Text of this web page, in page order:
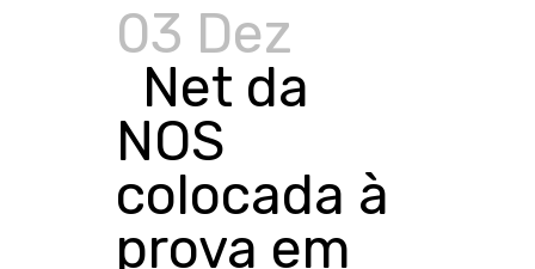
03 Dez
Net da
NOS
colocada à
prova em